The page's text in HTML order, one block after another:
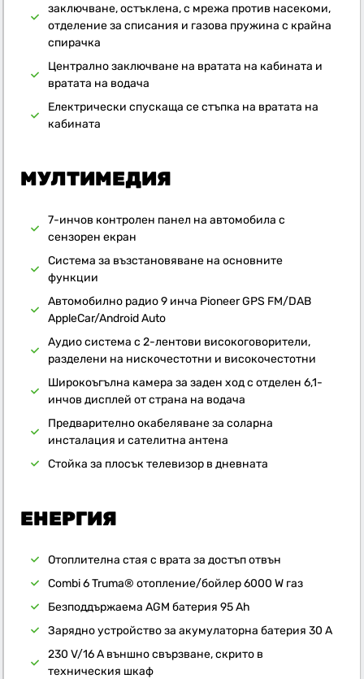
заключване, остъклена, с мрежа против насекоми,
отделение за списания и газова пружина с крайна
спирачка
Централно заключване на вратата на кабината и
вратата на водача
Електрически спускаща се стъпка на вратата на
кабината
МУЛТИМЕДИЯ
7-инчов контролен панел на автомобила с
сензорен екран
Система за възстановяване на основните
функции
Автомобилно радио 9 инча Pioneer GPS FM/DAB
AppleCar/Android Auto
Аудио система с 2-лентови високоговорители,
разделени на нискочестотни и високочестотни
Широкоъгълна камера за заден ход с отделен 6,1-
инчов дисплей от страна на водача
Предварително окабеляване за соларна
инсталация и сателитна антена
Стойка за плосък телевизор в дневната
ЕНЕРГИЯ
Отоплителна стая с врата за достъп отвън
Combi 6 Truma® отопление/бойлер 6000 W газ
Безподдържаема AGM батерия 95 Ah
Зарядно устройство за акумулаторна батерия 30 A
230 V/16 A външно свързване, скрито в
техническия шкаф